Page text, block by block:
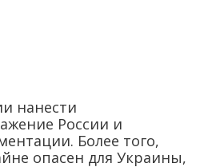
нанести
России и
Более того,
опасен для Украины,